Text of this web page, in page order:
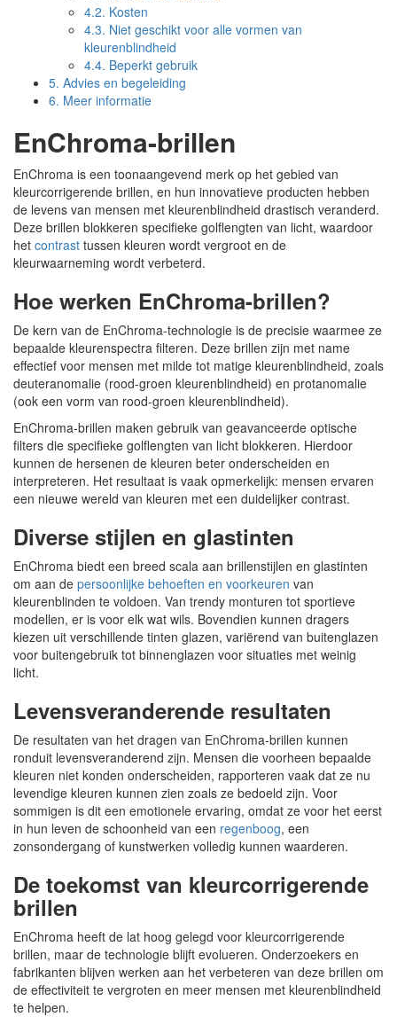
4.2. Kosten
4.3. Niet geschikt voor alle vormen van
kleurenblindheid
4.4. Beperkt gebruik
5. Advies en begeleiding
6. Meer informatie
EnChroma-brillen
EnChroma is een toonaangevend merk op het gebied van
kleurcorrigerende brillen, en hun innovatieve producten hebben
de levens van mensen met kleurenblindheid drastisch veranderd.
Deze brillen blokkeren specifieke golflengten van licht, waardoor
het contrast tussen kleuren wordt vergroot en de
kleurwaarneming wordt verbeterd.
Hoe werken EnChroma-brillen?
De kern van de EnChroma-technologie is de precisie waarmee ze
bepaalde kleurenspectra filteren. Deze brillen zijn met name
effectief voor mensen met milde tot matige kleurenblindheid, zoals
deuteranomalie (rood-groen kleurenblindheid) en protanomalie
(ook een vorm van rood-groen kleurenblindheid).
EnChroma-brillen maken gebruik van geavanceerde optische
filters die specifieke golflengten van licht blokkeren. Hierdoor
kunnen de hersenen de kleuren beter onderscheiden en
interpreteren. Het resultaat is vaak opmerkelijk: mensen ervaren
een nieuwe wereld van kleuren met een duidelijker contrast.
Diverse stijlen en glastinten
EnChroma biedt een breed scala aan brillenstijlen en glastinten
om aan de persoonlijke behoeften en voorkeuren van
kleurenblinden te voldoen. Van trendy monturen tot sportieve
modellen, er is voor elk wat wils. Bovendien kunnen dragers
kiezen uit verschillende tinten glazen, variërend van buitenglazen
voor buitengebruik tot binnenglazen voor situaties met weinig
licht.
Levensveranderende resultaten
De resultaten van het dragen van EnChroma-brillen kunnen
ronduit levensveranderend zijn. Mensen die voorheen bepaalde
kleuren niet konden onderscheiden, rapporteren vaak dat ze nu
levendige kleuren kunnen zien zoals ze bedoeld zijn. Voor
sommigen is dit een emotionele ervaring, omdat ze voor het eerst
in hun leven de schoonheid van een regenboog, een
zonsondergang of kunstwerken volledig kunnen waarderen.
De toekomst van kleurcorrigerende
brillen
EnChroma heeft de lat hoog gelegd voor kleurcorrigerende
brillen, maar de technologie blijft evolueren. Onderzoekers en
fabrikanten blijven werken aan het verbeteren van deze brillen om
de effectiviteit te vergroten en meer mensen met kleurenblindheid
te helpen.